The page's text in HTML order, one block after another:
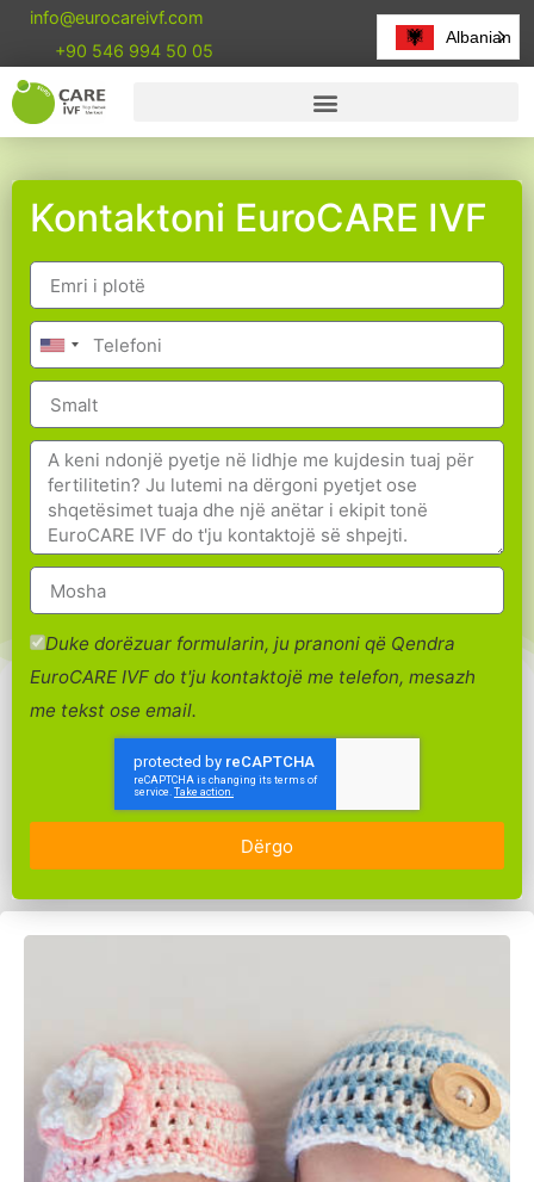
info@eurocareivf.com
+90 546 994 50 05
Kontaktoni EuroCARE IVF
Duke dorëzuar formularin, ju pranoni që Qendra
EuroCARE IVF do t'ju kontaktojë me telefon, mesazh
me tekst ose email.
Dërgo
Albanian